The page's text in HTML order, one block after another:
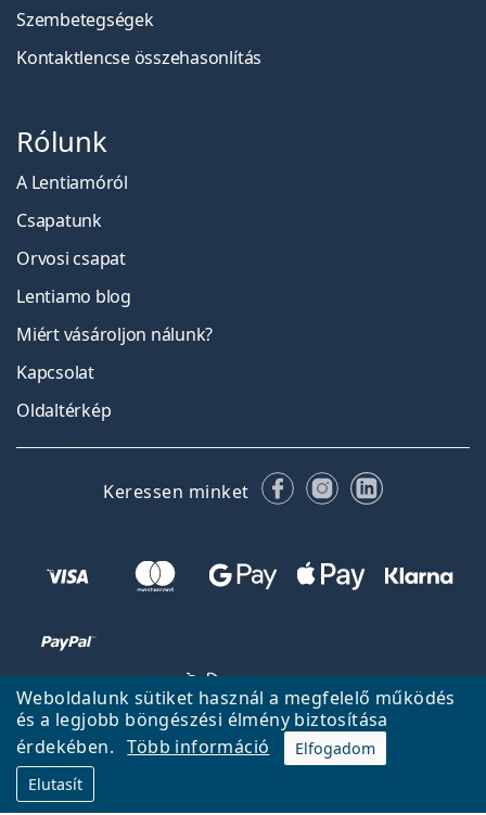
Weboldalunk sütiket használ a megfelelő működés
és a legjobb böngészési élmény biztosítása
érdekében.
Több információ
Elfogadom
Elutasít
Szembetegségek
Kontaktlencse összehasonlítás
Rólunk
A Lentiamóról
Csapatunk
Orvosi csapat
Lentiamo blog
Miért vásároljon nálunk?
Kapcsolat
Oldaltérkép
Keressen minket FacebookInstagram
LinkedIn
Fel
A Lentiamo.hu tulajdonosa és üzemeltetője a Lentiamo s.r.o.,